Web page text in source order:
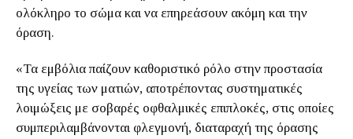
ολόκληρο το σώμα και να επηρεάσουν ακόμη και την
όραση.
«Τα εμβόλια παίζουν καθοριστικό ρόλο στην προστασία
της υγείας των ματιών, αποτρέποντας συστηματικές
λοιμώξεις με σοβαρές οφθαλμικές επιπλοκές, στις οποίες
συμπεριλαμβάνονται φλεγμονή, διαταραχή της όρασης